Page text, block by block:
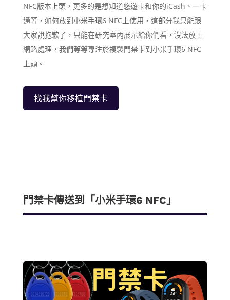
NFC版本上頭，更多的是想知道悠遊卡和你的iCash、一卡
通等，如何放到小米手環6 NFC上使用，這部分我只能跟
大家說抱歉了，只能在研究室內展示給你們看，沒法放上
網路處理，我們等等專注於複製門禁卡到小米手環6 NFC
上頭。
找我幫你移植門禁卡
門禁卡傳送到「小米手環6 NFC」